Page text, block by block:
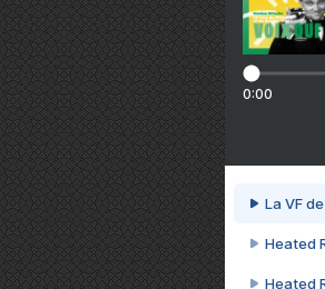
0:00
La VF
Heated
Heated